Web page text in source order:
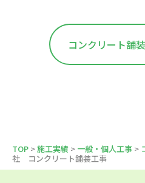
コンクリート舗
TOP >施工実績 > 一般・個人工事 >
社 コンクリート舗装工事